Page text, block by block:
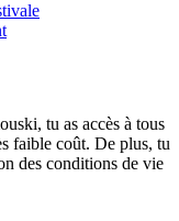
tu as accès à tous
faible coût. De plus, tu
des conditions de vie